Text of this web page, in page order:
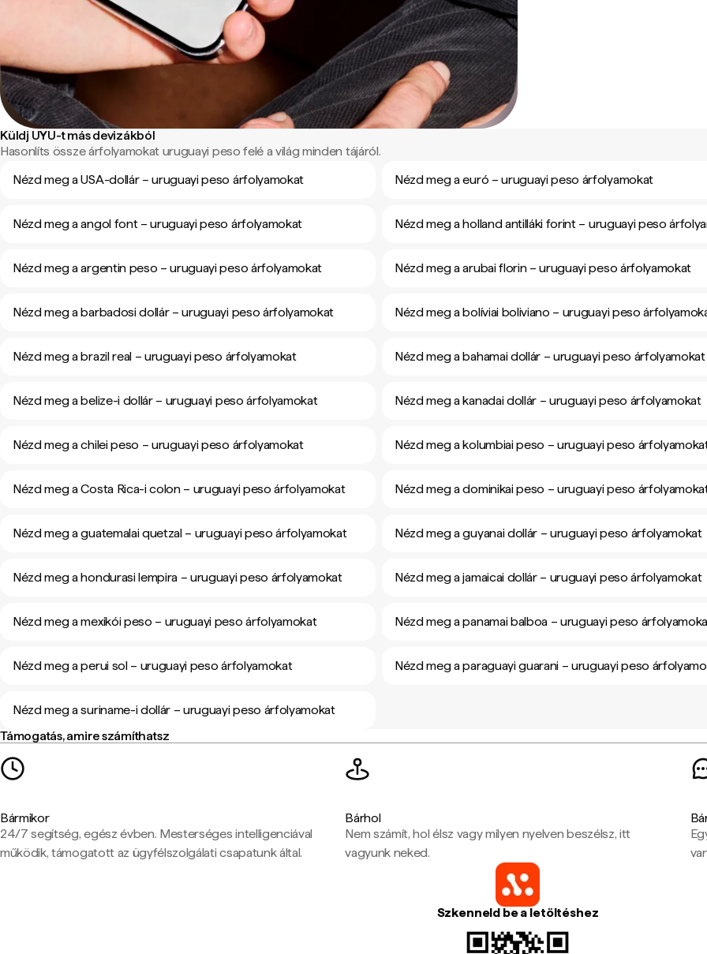
Küldj UYU-t más devizákból
Hasonlíts össze árfolyamokat uruguayi peso felé a világ minden tájáról.
Nézd meg a USA-dollár – uruguayi peso árfolyamokat
Nézd meg a euró – uruguayi peso árfolyamokat
Nézd meg a angol font – uruguayi peso árfolyamokat Nézd meg a holland antilláki forint – uruguayi peso
Nézd meg a argentin peso – uruguayi peso árfolyamokat Nézd meg a arubai florin – uruguayi peso árfolyamokat
Nézd meg a barbadosi dollár – uruguayi peso árfolyamokat Nézd meg a bolíviai boliviano – uruguayi peso
Nézd meg a brazil real – uruguayi peso árfolyamokat Nézd meg a bahamai dollár – uruguayi peso árfolyamokat
Nézd meg a belize-i dollár – uruguayi peso árfolyamokat Nézd meg a kanadai dollár – uruguayi peso árfolyamokat
Nézd meg a chilei peso – uruguayi peso árfolyamokat Nézd meg a kolumbiai peso – uruguayi peso
Nézd meg a Costa Rica-i colon – uruguayi peso árfolyamokat Nézd meg a dominikai peso – uruguayi peso
Nézd meg a guatemalai quetzal – uruguayi peso árfolyamokat Nézd meg a guyanai dollár – uruguayi peso árfolyamokat
Nézd meg a hondurasi lempira – uruguayi peso árfolyamokat Nézd meg a jamaicai dollár – uruguayi peso árfolyamokat
Nézd meg a mexikói peso – uruguayi peso árfolyamokat Nézd meg a panamai balboa – uruguayi peso
Nézd meg a perui sol – uruguayi peso árfolyamokat Nézd meg a paraguayi guarani – uruguayi peso
Nézd meg a suriname-i dollár – uruguayi peso árfolyamokat
Támogatás, amire számíthatsz
Bármikor
24/7 segítség, egész évben. Mesterséges intelligenciával
működik, támogatott az ügyfélszolgálati csapatunk által.
Bárhol
Nem számít, hol élsz vagy milyen nyelven beszélsz, itt
vagyunk neked.
Szkenneld be a letöltéshez